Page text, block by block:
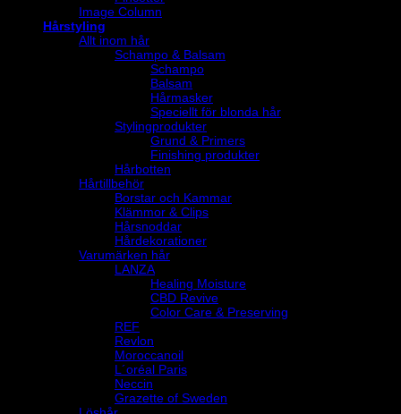
Image Column
Hårstyling
Allt inom hår
Schampo & Balsam
Schampo
Balsam
Hårmasker
Speciellt för blonda hår
Stylingprodukter
Grund & Primers
Finishing produkter
Hårbotten
Hårtillbehör
Borstar och Kammar
Klämmor & Clips
Hårsnoddar
Hårdekorationer
Varumärken hår
LANZA
Healing Moisture
CBD Revive
Color Care & Preserving
REF
Revlon
Moroccanoil
L´oréal Paris
Neccin
Grazette of Sweden